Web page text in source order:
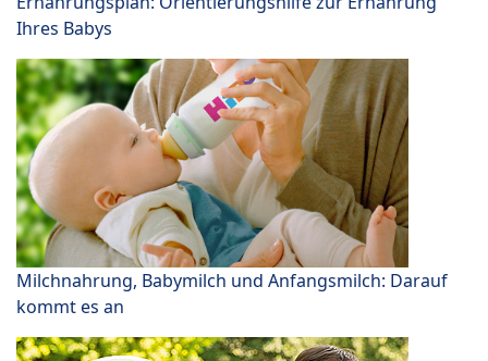
Ihres Babys
Milchnahrung, Babymilch und Anfangsmilch: Darauf
kommt es an